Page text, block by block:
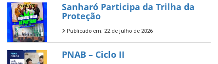
Sanharó Participa da Trilha da
Proteção
Publicado em: 22 de julho de 2026
PNAB – Ciclo II